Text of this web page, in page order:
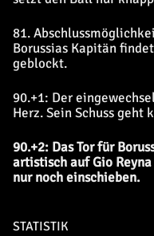
81.
Borussias Kapitän
geblockt.
90.+1: Der
Herz. Sein Schuss geht
90.+2: Das Tor für
artistisch auf Gio
nur noch einschieben.
STATISTIK